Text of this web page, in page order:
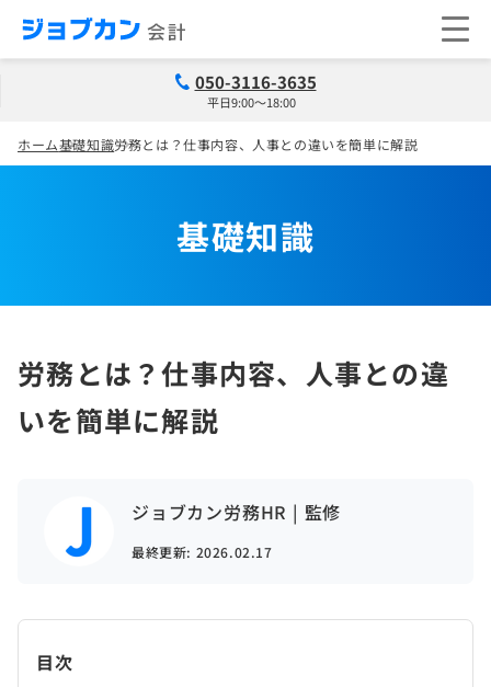
050-3116-3635
平日9:00～18:00
ホーム基礎知識労務とは？仕事内容、人事との違いを簡単に解説
基礎知識
労務とは？仕事内容、人事との違
いを簡単に解説
ジョブカン労務HR | 監修
最終更新: 2026.02.17
目次